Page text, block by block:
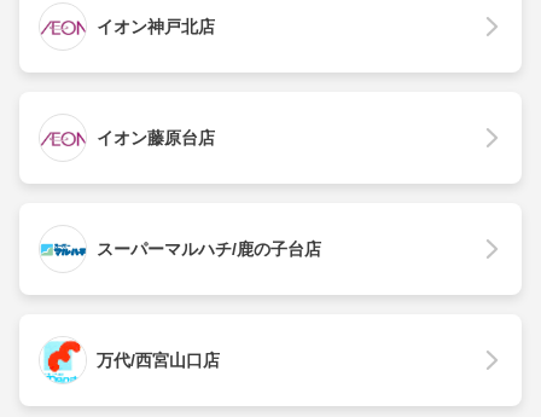
イオン神戸北店
イオン藤原台店
スーパーマルハチ/鹿の子台店
万代/西宮山口店